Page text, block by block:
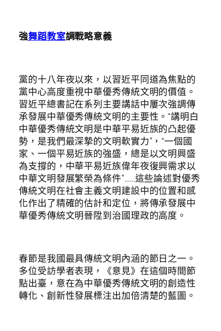
強舞蹈教室調戰略意義
黨的十八年夜以來，以習近平同道為焦點的
黨中心高度重視中華優秀傳統文明的價值。
習近平總書記在系列主要講話中屢次強調傳
承發展中華優秀傳統文明的主要性。“講明白
中華優秀傳統文明是中華平易近族的凸起優
勢，是我們最深摯的文明軟實力”，“一個國
家、一個平易近族的強盛，總是以文明興盛
為支撐的，中華平易近族偉年夜復興需求以
中華文明發展繁榮為條件”……這些論述對優秀
傳統文明在社會主義文明建設中的位置和感
化作出了精確的估計和定位，將傳承發展中
華優秀傳統文明晉陞到治國理政的高度。
春節是我國最具傳統文明內涵的節日之一。
多位受訪學者表現，《意見》在這個時間節
點出臺，意在為中華優秀傳統文明的創造性
轉化、創新性發展標注出加倍清楚的藍圖。